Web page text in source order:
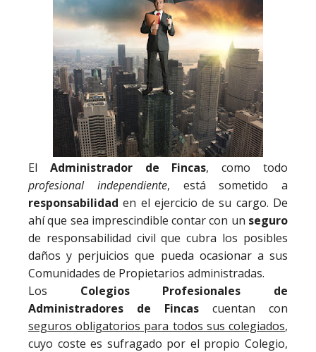
El Administrador de Fincas, como todo
profesional independiente, está sometido a
responsabilidad en el ejercicio de su cargo. De
ahí que sea imprescindible contar con un seguro
de responsabilidad civil que cubra los posibles
daños y perjuicios que pueda ocasionar a sus
Comunidades de Propietarios administradas.
Los Colegios Profesionales de
Administradores de Fincas cuentan con
seguros obligatorios para todos sus colegiados,
cuyo coste es sufragado por el propio Colegio,